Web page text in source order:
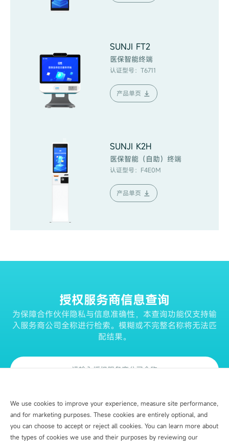
SUNJI FT2
医保智能终端
认证型号：T6711
产品单页
SUNJI K2H
医保智能（自助）终端
认证型号：F4E0M
产品单页
授权服务商信息查询
为保障合作伙伴隐私与信息准确性，本查询功能仅支持输
入服务商公司全称进行检索。模糊或不完整名称将无法匹
配结果。
We use cookies to improve your experience, measure site performance,
and for marketing purposes. These cookies are entirely optional, and
you can choose to accept or reject all cookies. You can learn more about
the types of cookies we use and their purposes by reviewing our